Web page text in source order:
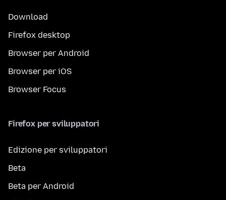
Download
Firefox desktop
Browser per Android
Browser per iOS
Browser Focus
Firefox per sviluppatori
Edizione per sviluppatori
Beta
Beta per Android